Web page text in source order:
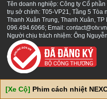
Tên doanh nghiệp: Công ty Cổ
trụ sở chính: T05-VP21, Tầng 5 Tòa
Thanh Xuân Trung, Thanh Xuân,
096.494.6066; Email: contact@otv.vn
Người chịu trách nhiệm: Ông
[Xe Cộ] Phim cách nhiệt